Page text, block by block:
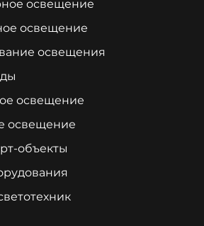
освещение
освещение
освещения
освещение
освещение
объекты